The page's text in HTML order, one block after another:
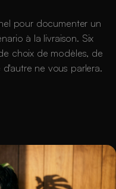
pour documenter un
à la livraison. Six
choix de modèles, de
ne vous parlera.